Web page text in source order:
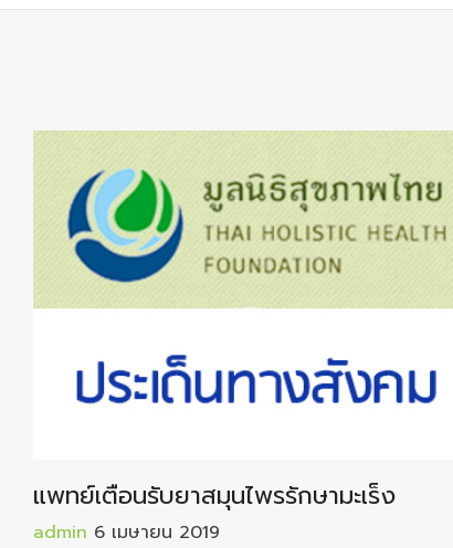
แพทย์เตือนรับยาสมุนไพรรักษามะเร็ง
admin 6 เมษายน 2019